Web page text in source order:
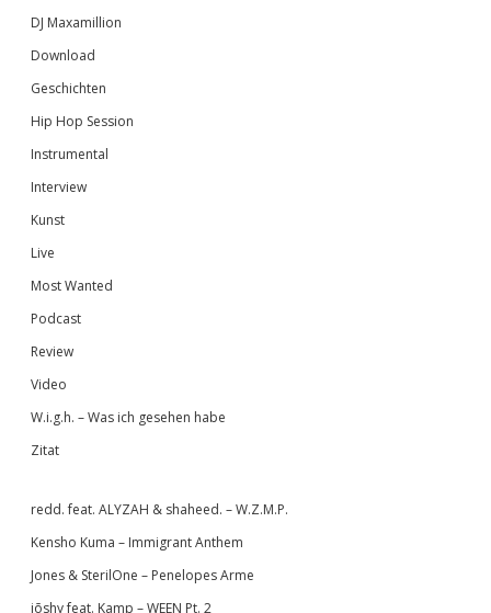
DJ Maxamillion
Download
Geschichten
Hip Hop Session
Instrumental
Interview
Kunst
Live
Most Wanted
Podcast
Review
Video
W.i.g.h. – Was ich gesehen habe
Zitat
redd. feat. ALYZAH & shaheed. – W.Z.M.P.
Kensho Kuma – Immigrant Anthem
Jones & SterilOne – Penelopes Arme
jōshy feat. Kamp – WEEN Pt. 2